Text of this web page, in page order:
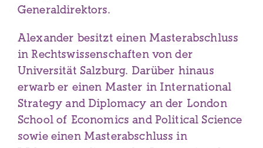
Generaldirektors.
Alexander besitzt einen Masterabschluss
in Rechtswissenschaften von der
Universität Salzburg. Darüber hinaus
erwarb er einen Master in International
Strategy and Diplomacy an der London
School of Economics and Political Science
sowie einen Masterabschluss in